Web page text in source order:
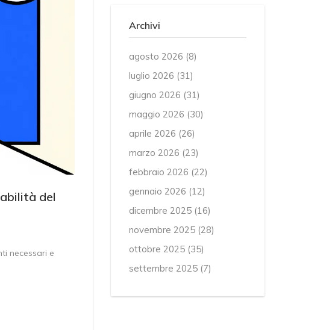
del
necessari e
Archivi
agosto 2026 (8)
luglio 2026 (31)
giugno 2026 (31)
maggio 2026 (30)
aprile 2026 (26)
marzo 2026 (23)
febbraio 2026 (22)
gennaio 2026 (12)
dicembre 2025 (16)
novembre 2025 (28)
ottobre 2025 (35)
settembre 2025 (7)